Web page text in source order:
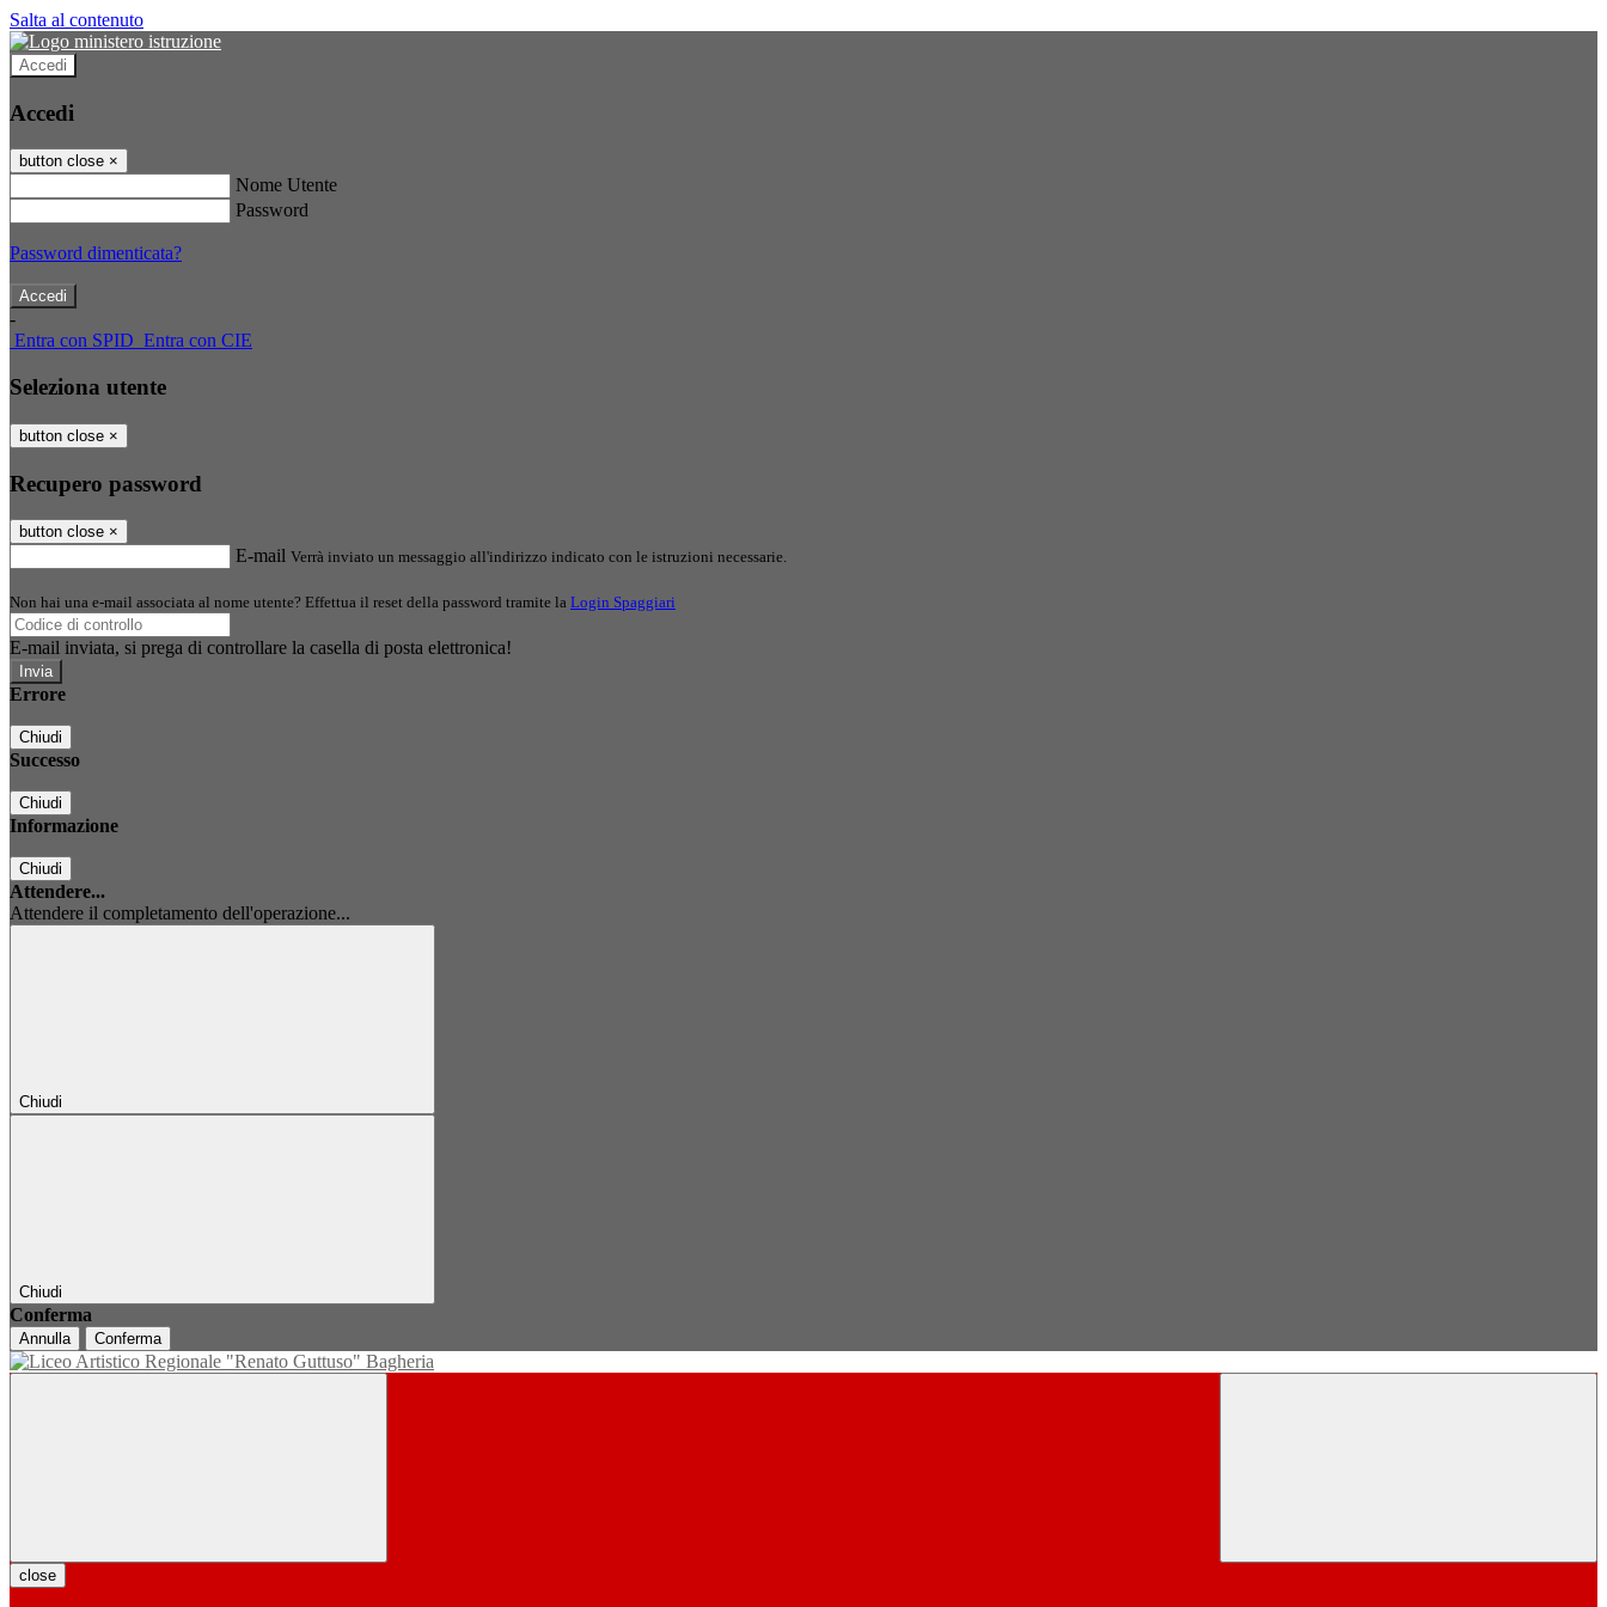
Salta al contenuto
Accedi
Accedi
button close ×
Nome Utente
Password
Password dimenticata?
-
Entra con SPID Entra con CIE
Seleziona utente
button close ×
Recupero password
button close ×
E-mail Verrà inviato un messaggio all'indirizzo indicato con le istruzioni necessarie.
Non hai una e-mail associata al nome utente? Effettua il reset della password tramite la Login Spaggiari
E-mail inviata, si prega di controllare la casella di posta elettronica!
Errore
Chiudi
Successo
Chiudi
Informazione
Chiudi
Attendere...
Attendere il completamento dell'operazione...
Chiudi
Chiudi
Conferma
Annulla Conferma
close